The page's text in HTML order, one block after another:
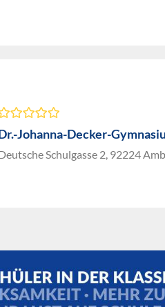
Johanna-Decker-
Schulgasse 2, 92224